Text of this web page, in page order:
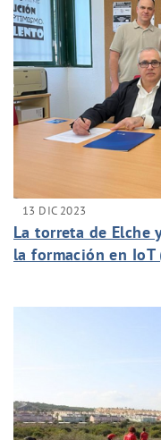
13 DIC 2023
La torreta de Elche
la formación en